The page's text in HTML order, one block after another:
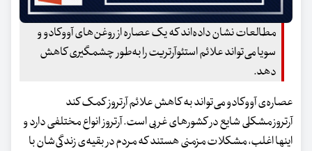
مطالعات نشان داده‌اند که یک عصاره از روغن‌های آووکادو و
سویا می‌تواند علائم استئوآرتریت را به‌طور چشمگیری کاهش
دهد.
عصاره‌ی آووکادو می‌تواند به کاهش علائم آرتروز کمک کند
آرتروز مشکلی شایع در کشورهای غربی است. آرتروز انواع مختلفی دارد و
اینها اغلب، مشکلات مزمنی هستند که مردم در بقیه‌ی زندگی‌شان با